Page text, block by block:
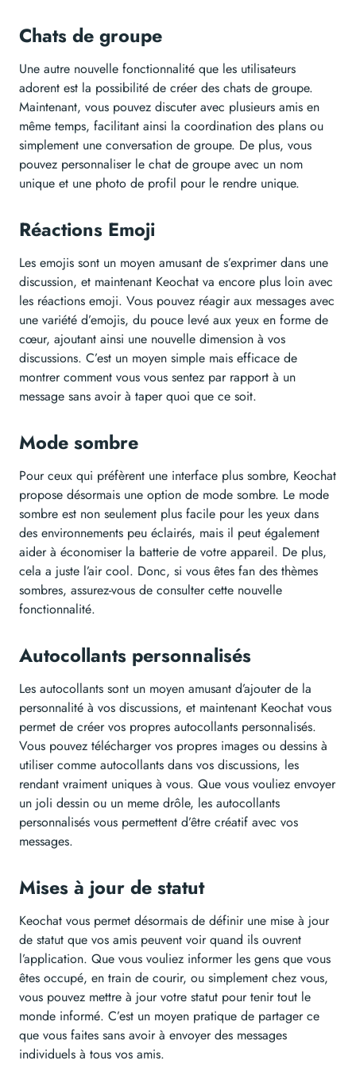
Chats de groupe
Une autre nouvelle fonctionnalité que les utilisateurs
adorent est la possibilité de créer des chats de groupe.
Maintenant, vous pouvez discuter avec plusieurs amis en
même temps, facilitant ainsi la coordination des plans ou
simplement une conversation de groupe. De plus, vous
pouvez personnaliser le chat de groupe avec un nom
unique et une photo de profil pour le rendre unique.
Réactions Emoji
Les emojis sont un moyen amusant de s’exprimer dans une
discussion, et maintenant Keochat va encore plus loin avec
les réactions emoji. Vous pouvez réagir aux messages avec
une variété d’emojis, du pouce levé aux yeux en forme de
cœur, ajoutant ainsi une nouvelle dimension à vos
discussions. C’est un moyen simple mais efficace de
montrer comment vous vous sentez par rapport à un
message sans avoir à taper quoi que ce soit.
Mode sombre
Pour ceux qui préfèrent une interface plus sombre, Keochat
propose désormais une option de mode sombre. Le mode
sombre est non seulement plus facile pour les yeux dans
des environnements peu éclairés, mais il peut également
aider à économiser la batterie de votre appareil. De plus,
cela a juste l’air cool. Donc, si vous êtes fan des thèmes
sombres, assurez-vous de consulter cette nouvelle
fonctionnalité.
Autocollants personnalisés
Les autocollants sont un moyen amusant d’ajouter de la
personnalité à vos discussions, et maintenant Keochat vous
permet de créer vos propres autocollants personnalisés.
Vous pouvez télécharger vos propres images ou dessins à
utiliser comme autocollants dans vos discussions, les
rendant vraiment uniques à vous. Que vous vouliez envoyer
un joli dessin ou un meme drôle, les autocollants
personnalisés vous permettent d’être créatif avec vos
messages.
Mises à jour de statut
Keochat vous permet désormais de définir une mise à jour
de statut que vos amis peuvent voir quand ils ouvrent
l’application. Que vous vouliez informer les gens que vous
êtes occupé, en train de courir, ou simplement chez vous,
vous pouvez mettre à jour votre statut pour tenir tout le
monde informé. C’est un moyen pratique de partager ce
que vous faites sans avoir à envoyer des messages
individuels à tous vos amis.